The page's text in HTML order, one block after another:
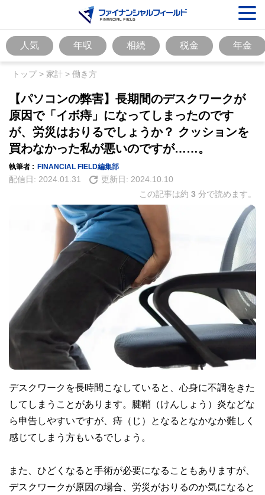
人気 年収 相続 税金 年金
トップ> 家計 > 働き方
【パソコンの弊害】長期間のデスクワークが
原因で「イボ痔」になってしまったのです
が、労災はおりるでしょうか？ クッションを
買わなかった私が悪いのですが……。
執筆者 : FINANCIAL FIELD編集部
配信日: 2024.01.31 更新日: 2024.10.10
この記事は約 3 分で読めます。
デスクワークを長時間こなしていると、心身に不調をきた
してしまうことがあります。腱鞘（けんしょう）炎などな
ら申告しやすいですが、痔（じ）となるとなかなか難しく
感じてしまう方もいるでしょう。
また、ひどくなると手術が必要になることもありますが、
デスクワークが原因の場合、労災がおりるのか気になると